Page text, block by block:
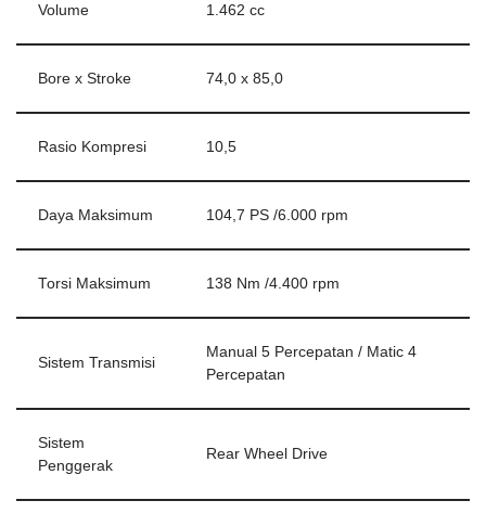
Volume 1.462 cc
Bore x Stroke 74,0 x 85,0
Rasio Kompresi 10,5
Daya Maksimum 104,7 PS /6.000 rpm
Torsi Maksimum 138 Nm /4.400 rpm
Sistem Transmisi
Manual 5 Percepatan / Matic 4
Percepatan
Sistem
Penggerak
Rear Wheel Drive